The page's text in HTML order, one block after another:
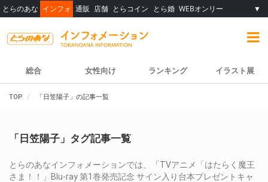
とらのあな インフォ 通販 店舗 とらコイン とら婚 WEBオンリー ▼
総合 女性向け ランキング イラスト展
TOP 「日笠陽子」の記事一覧
「日笠陽子」タグ記事一覧
とらのあなインフォメーションでは、「TVアニメ「はたらく魔王
さま！！」Blu-ray 第1巻発売記念 サイン入り台本プレゼントキャ